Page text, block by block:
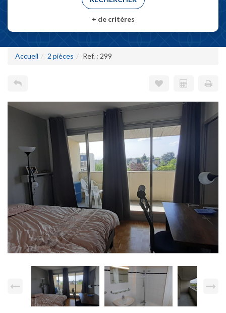
+ de critères
Accueil 2 pièces Ref. : 299